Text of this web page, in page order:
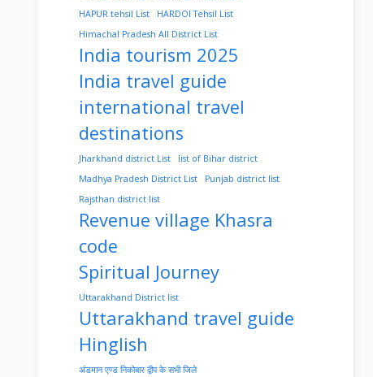
HAPUR tehsil List
HARDOI Tehsil List
Himachal Pradesh All District List
India tourism 2025
India travel guide
international travel
destinations
Jharkhand district List
list of Bihar district
Madhya Pradesh District List
Punjab district list
Rajsthan district list
Revenue village Khasra
code
Spiritual Journey
Uttarakhand District list
Uttarakhand travel guide
Hinglish
अंडमान एण्ड निकोबार द्वीप के सभी जिले